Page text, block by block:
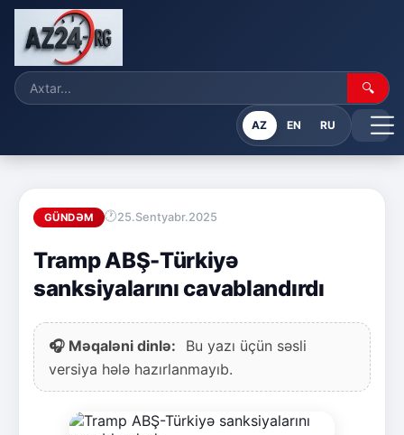
🔍
AZ EN RU
GÜNDƏM 25.Sentyabr.2025
Tramp ABŞ-Türkiyə
sanksiyalarını cavablandırdı
🎧 Məqaləni dinlə:
Bu yazı üçün səsli
versiya hələ hazırlanmayıb.